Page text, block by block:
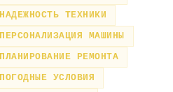
НАДЕЖНОСТЬ ТЕХНИКИ
ПЕРСОНАЛИЗАЦИЯ МАШИНЫ
ПЛАНИРОВАНИЕ РЕМОНТА
ПОГОДНЫЕ УСЛОВИЯ